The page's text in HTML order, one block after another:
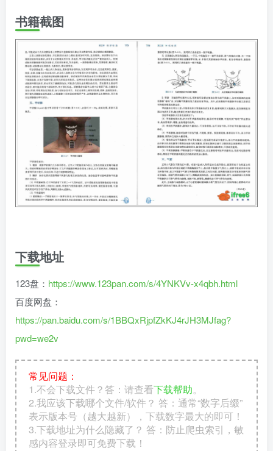
书籍截图
下载地址
123盘： https://www.123pan.com/s/4YNKVv-x4qbh.html
百度网盘：
https://pan.baidu.com/s/1BBQxRjpfZkKJ4rJH3MJfag?
pwd=we2v
常见问题：
1.不会下载文件？答：请查看下载帮助。
2.我应该下载哪个文件/软件？ 答：通常“数字后缀”
表示版本号（越大越新），下载数字最大的即可！
3.下载地址为什么隐藏了？ 答：防止爬虫索引，敏
感内容登录即可免费下载！